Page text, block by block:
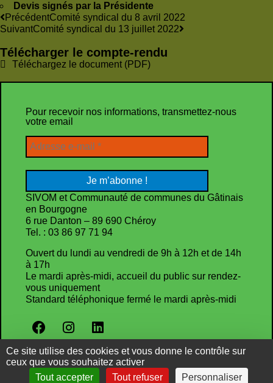
Ce site utilise des cookies et vous donne le contrôle sur
ceux que vous souhaitez activer
Tout accepter
Tout refuser Personnaliser
Devis signés par la Présidente
PrécédentComité syndical du 8 avril 2022
SuivantComité syndical du 13 juillet 2022
Télécharger le compte-rendu
Téléchargez le document (PDF)
Pour recevoir nos informations, transmettez-nous
votre email
SIVOM et Communauté de communes du Gâtinais
en Bourgogne
6 rue Danton – 89 690 Chéroy
Tel. : 03 86 97 71 94
Ouvert du lundi au vendredi de 9h à 12h et de 14h
à 17h
Le mardi après-midi, accueil du public sur rendez-
vous uniquement
Standard téléphonique fermé le mardi après-midi
Politique de confidentialité
Mentions légales
Cookies